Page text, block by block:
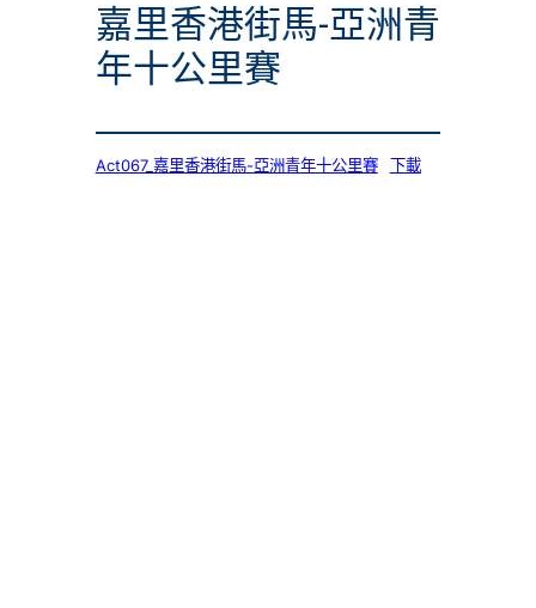
學校通告
嘉里香港街馬-亞洲青
年十公里賽
Act067_嘉里香港街馬-亞洲青年十公里賽 下載